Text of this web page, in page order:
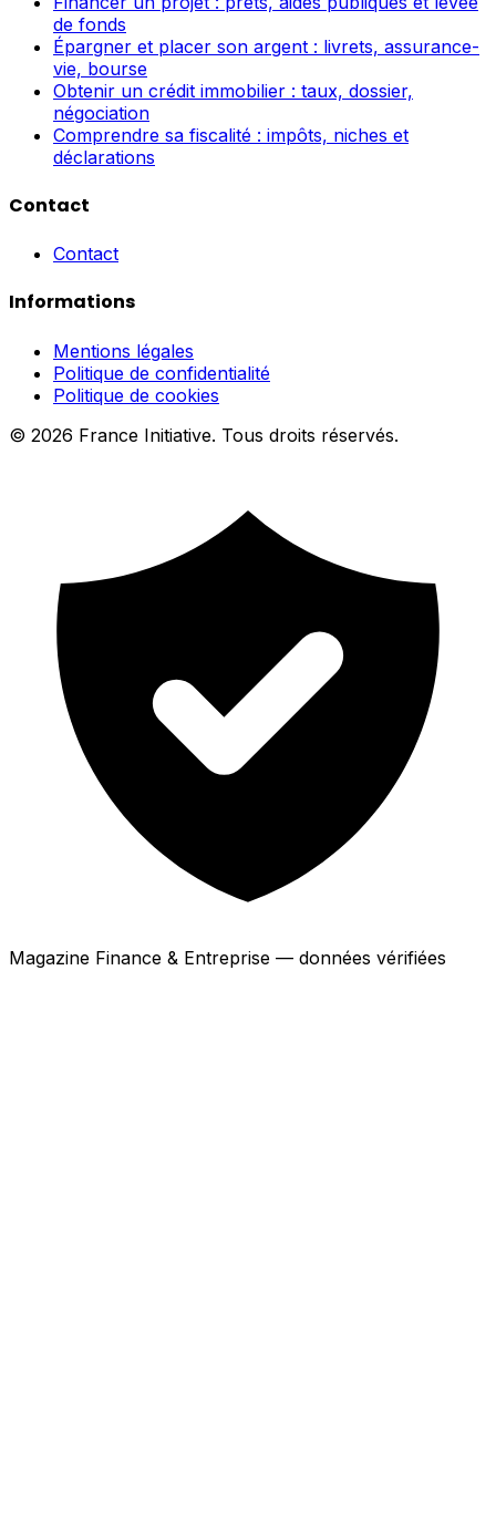
de fonds
Épargner et placer son argent : livrets, assurance-
vie, bourse
Obtenir un crédit immobilier : taux, dossier,
négociation
Comprendre sa fiscalité : impôts, niches et
déclarations
Contact
Contact
Informations
Mentions légales
Politique de confidentialité
Politique de cookies
© 2026 France Initiative. Tous droits réservés.
Magazine Finance & Entreprise — données vérifiées